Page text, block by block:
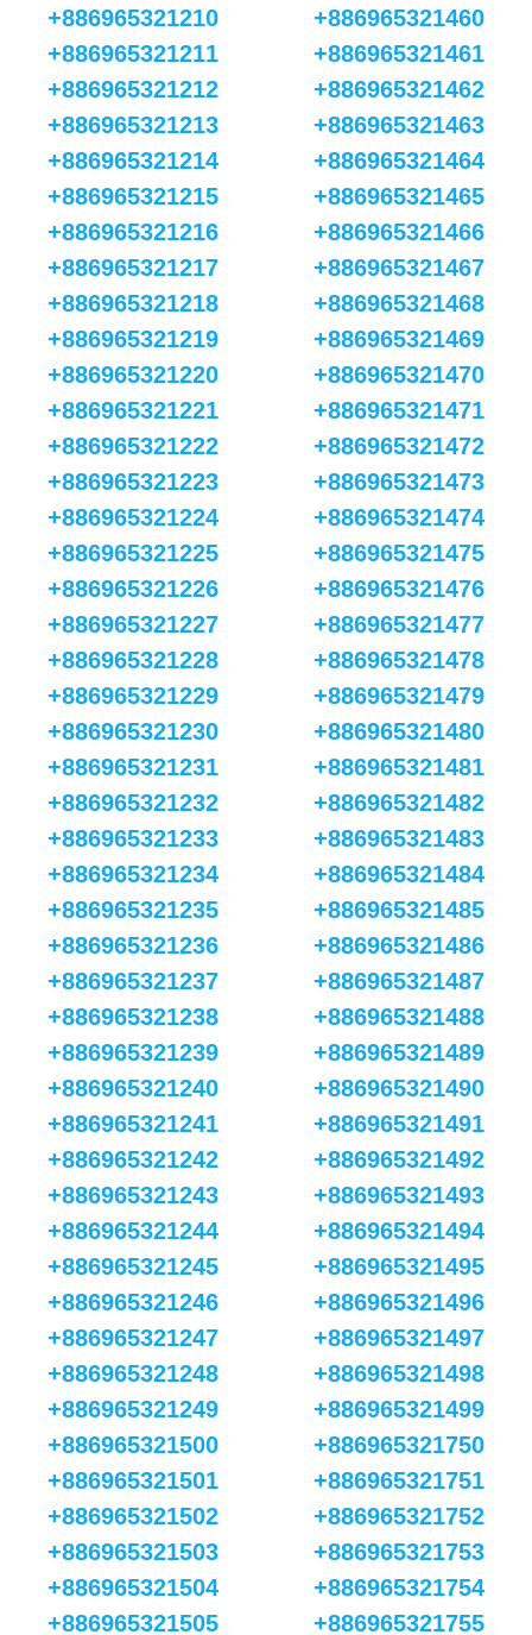
+886965321210
+886965321211
+886965321212
+886965321213
+886965321214
+886965321215
+886965321216
+886965321217
+886965321218
+886965321219
+886965321220
+886965321221
+886965321222
+886965321223
+886965321224
+886965321225
+886965321226
+886965321227
+886965321228
+886965321229
+886965321230
+886965321231
+886965321232
+886965321233
+886965321234
+886965321235
+886965321236
+886965321237
+886965321238
+886965321239
+886965321240
+886965321241
+886965321242
+886965321243
+886965321244
+886965321245
+886965321246
+886965321247
+886965321248
+886965321249
+886965321460
+886965321461
+886965321462
+886965321463
+886965321464
+886965321465
+886965321466
+886965321467
+886965321468
+886965321469
+886965321470
+886965321471
+886965321472
+886965321473
+886965321474
+886965321475
+886965321476
+886965321477
+886965321478
+886965321479
+886965321480
+886965321481
+886965321482
+886965321483
+886965321484
+886965321485
+886965321486
+886965321487
+886965321488
+886965321489
+886965321490
+886965321491
+886965321492
+886965321493
+886965321494
+886965321495
+886965321496
+886965321497
+886965321498
+886965321499
+886965321500
+886965321501
+886965321502
+886965321503
+886965321504
+886965321505
+886965321750
+886965321751
+886965321752
+886965321753
+886965321754
+886965321755